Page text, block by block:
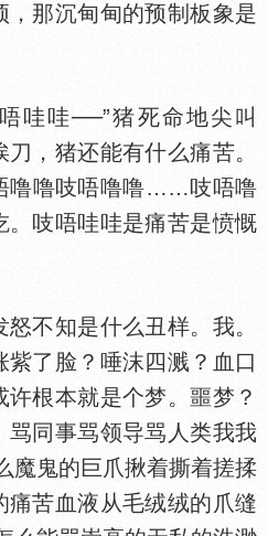
那沉甸甸的预制板象是
哇──”猪死命地尖叫
，猪还能有什么痛苦。
噜噜吱唔噜噜……吱唔噜
。吱唔哇哇是痛苦是愤慨
不知是什么丑样。我。
了脸？唾沫四溅？血口
根本就是个梦。噩梦？
骂同事骂领导骂人类我我
魔鬼的巨爪揪着撕着搓揉
痛苦血液从毛绒绒的爪缝